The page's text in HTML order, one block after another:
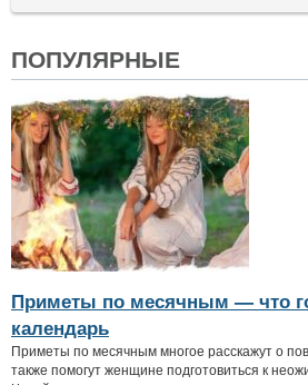
ПОПУЛЯРНЫЕ
Приметы по месячным — что
календарь
Приметы по месячным многое расскажут о
также помогут женщине подготовиться к